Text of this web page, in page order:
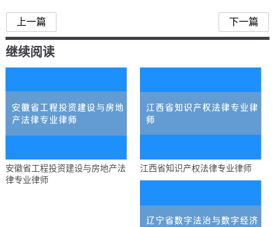
上一篇 下一篇
继续阅读
安徽省工程投资建设与房地产法
律专业律师
江西省知识产权法律专业律师